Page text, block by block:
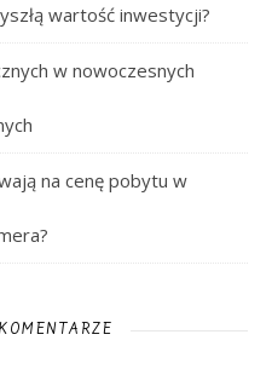
wartość inwestycji?
w nowoczesnych
na cenę pobytu w